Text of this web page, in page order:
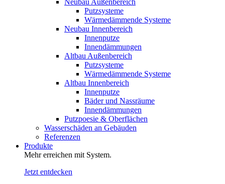
Neubau Außenbereich
Putzsysteme
Wärmedämmende Systeme
Neubau Innenbereich
Innenputze
Innendämmungen
Altbau Außenbereich
Putzsysteme
Wärmedämmende Systeme
Altbau Innenbereich
Innenputze
Bäder und Nassräume
Innendämmungen‍‍‍
Putzpoesie & Oberflächen
Wasserschäden an Gebäuden
Referenzen
Produkte
Mehr erreichen mit System.
Jetzt entdecken